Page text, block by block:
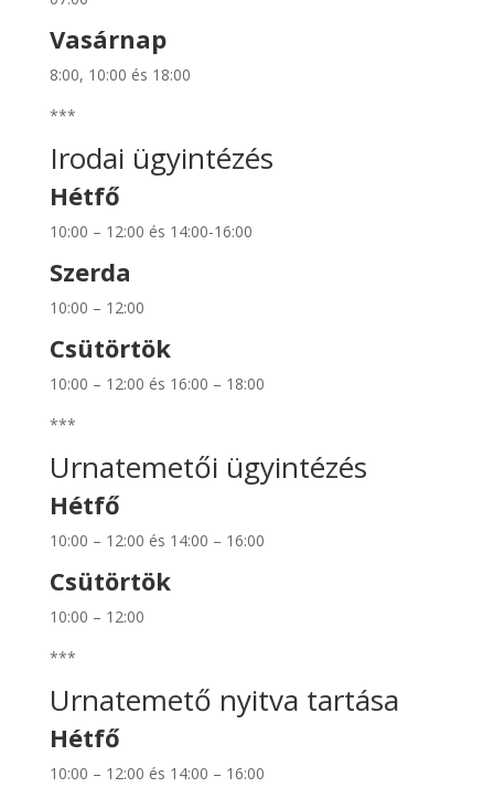
Vasárnap
8:00, 10:00 és 18:00
***
Irodai ügyintézés
Hétfő
10:00 – 12:00 és 14:00-16:00
Szerda
10:00 – 12:00
Csütörtök
10:00 – 12:00 és 16:00 – 18:00
***
Urnatemetői ügyintézés
Hétfő
10:00 – 12:00 és 14:00 – 16:00
Csütörtök
10:00 – 12:00
***
Urnatemető nyitva tartása
Hétfő
10:00 – 12:00 és 14:00 – 16:00